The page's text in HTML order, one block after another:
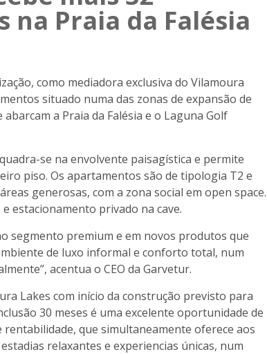
Praia da Falésia
como mediadora exclusiva do Vilamoura
situado numa das zonas de expansão de
a Praia da Falésia e o Laguna Golf
se na envolvente paisagística e permite
piso. Os apartamentos são de tipologia T2 e
generosas, com a zona social em open space.
estacionamento privado na cave.
segmento premium e em novos produtos que
de luxo informal e conforto total, num
acentua o CEO da Garvetur.
Lakes com início da construção previsto para
30 meses é uma excelente oportunidade de
que simultaneamente oferece aos
relaxantes e experiencias únicas, num